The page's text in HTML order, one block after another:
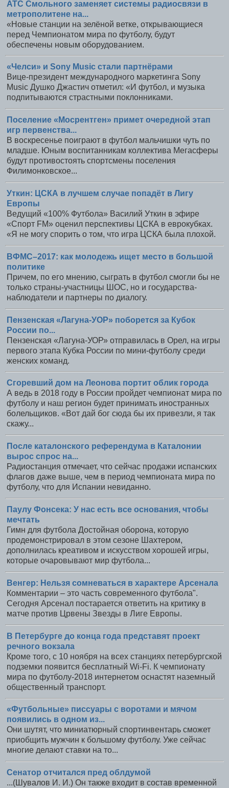
АТС Смольного заменяет системы радиосвязи в
метрополитене на...
«Новые станции на зелёной ветке, открывающиеся
перед Чемпионатом мира по футболу, будут
обеспечены новым оборудованием.
«Челси» и Sony Music стали партнёрами
Вице-президент международного маркетинга Sony
Music Душко Джастич отметил: «И футбол, и музыка
подпитываются страстными поклонниками.
Поселение «Мосрентген» примет очередной этап
игр первенства...
В воскресенье поиграют в футбол мальчишки чуть по
младше. Юным воспитанникам коллектива Мегасферы
будут противостоять спортсмены поселения
Филимонковское...
Уткин: ЦСКА в лучшем случае попадёт в Лигу
Европы
Ведущий «100% Футбола» Василий Уткин в эфире
«Спорт FM» оценил перспективы ЦСКА в еврокубках.
«Я не могу спорить о том, что игра ЦСКА была плохой.
ВФМС–2017: как молодежь ищет место в большой
политике
Причем, по его мнению, сыграть в футбол смогли бы не
только страны-участницы ШОС, но и государства-
наблюдатели и партнеры по диалогу.
Пензенская «Лагуна-УОР» поборется за Кубок
России по...
Пензенская «Лагуна-УОР» отправилась в Орел, на игры
первого этапа Кубка России по мини-футболу среди
женских команд.
Сгоревший дом на Леонова портит облик города
А ведь в 2018 году в России пройдет чемпионат мира по
футболу и наш регион будет принимать иностранных
болельщиков. «Вот дай бог сюда бы их привезли, я так
скажу...
После каталонского референдума в Каталонии
вырос спрос на...
Радиостанция отмечает, что сейчас продажи испанских
флагов даже выше, чем в период чемпионата мира по
футболу, что для Испании невиданно.
Паулу Фонсека: У нас есть все основания, чтобы
мечтать
Гимн для футбола Достойная оборона, которую
продемонстрировал в этом сезоне Шахтером,
дополнилась креативом и искусством хорошей игры,
которые очаровывают мир футбола...
Венгер: Нельзя сомневаться в характере Арсенала
Комментарии – это часть современного футбола".
Сегодня Арсенал постарается ответить на критику в
матче против Црвены Звезды в Лиге Европы.
В Петербурге до конца года представят проект
речного вокзала
Кроме того, с 10 ноября на всех станциях петербургской
подземки появится бесплатный Wi-Fi. К чемпионату
мира по футболу-2018 интернетом оснастят наземный
общественный транспорт.
«Футбольные» писсуары с воротами и мячом
появились в одном из...
Они шутят, что миниатюрный спортинвентарь сможет
приобщить мужчин к большому футболу. Уже сейчас
многие делают ставки на то...
Сенатор отчитался пред облдумой
...(Шувалов И. И.) Он также входит в состав временной